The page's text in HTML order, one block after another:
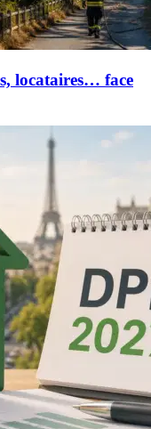
locataires… face